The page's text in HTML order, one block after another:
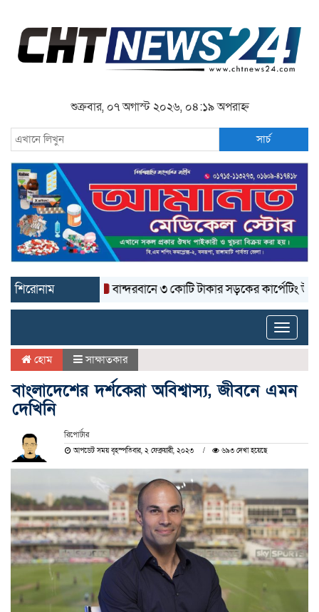
শুক্রবার, ০৭ অগাস্ট ২০২৬, ০৪:১৯ অপরাহ্ন
সার্চ
শিরোনাম বান্দরবানে ৩ কোটি টাকার সড়কের কার্পেটিং উঠে যাচ্ছে
Toggle
হোম সাক্ষাতকার
বাংলাদেশের দর্শকেরা অবিশ্বাস্য, জীবনে এমন
দেখিনি
রিপোর্টার
আপডেট সময় বৃহস্পতিবার, ২ ফেব্রুয়ারী, ২০২৩ ৬৯৩ দেখা হয়েছে